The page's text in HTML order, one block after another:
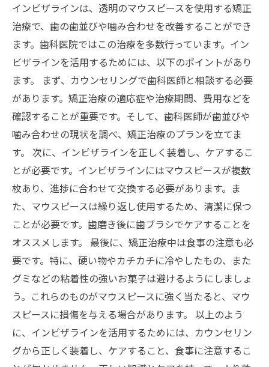
インビザラインは、透明のマウスピースを使用する矯正
治療で、歯の歯並びや噛み合わせを改善することができ
ます。歯科医院ではこの治療を多数行っています。イン
ビザラインを活用するためには、以下のポイントがあり
ます。 まず、カウンセリングで歯科医師と相談する必要
があります。矯正治療の適応症や治療期間、費用などを
確認することが重要です。そして、歯科医師が歯並びや
噛み合わせの現状を調べ、矯正治療のプランを立てま
す。 次に、インビザラインを正しく装着し、ケアするこ
とが必要です。インビザラインにはマウスピースが複数
枚あり、進捗に合わせて交換する必要があります。ま
た、マウスピースは繰り返し使用するため、清潔に保つ
ことが必要です。歯磨き後に歯ブラシでケアすることを
オススメします。 最後に、矯正治療中は食事の注意も必
要です。特に、硬い物やカチカチに冷やしたもの、また
グミなどの粘着性の強いお菓子は避けるようにしましょ
う。これらのものがマウスピースに強く当たると、マウ
スピースに損傷を与える場合があります。 以上のよう
に、インビザラインを活用するためには、カウンセリン
グから正しく装着し、ケアすること、食事に注意するこ